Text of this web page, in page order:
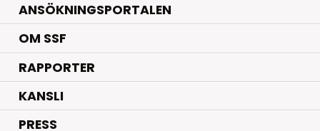
ANSÖKNINGSPORTALEN
OM SSF
RAPPORTER
KANSLI
PRESS